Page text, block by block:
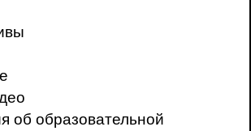
об образовательной